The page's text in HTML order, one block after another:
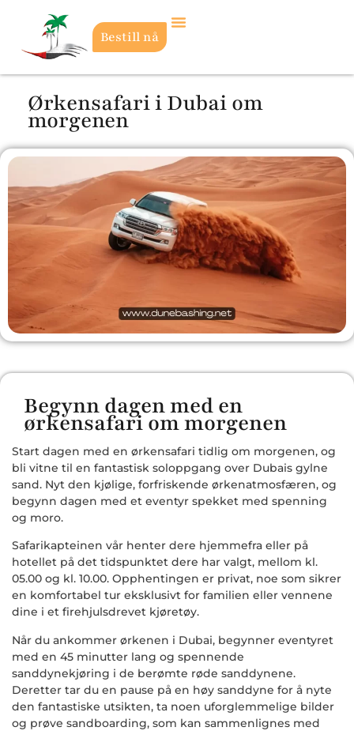
Bestill nå
Ørkensafari i Dubai om
morgenen
Begynn dagen med en
ørkensafari om morgenen
Start dagen med en ørkensafari tidlig om morgenen, og
bli vitne til en fantastisk soloppgang over Dubais gylne
sand. Nyt den kjølige, forfriskende ørkenatmosfæren, og
begynn dagen med et eventyr spekket med spenning
og moro.
Safarikapteinen vår henter dere hjemmefra eller på
hotellet på det tidspunktet dere har valgt, mellom kl.
05.00 og kl. 10.00. Opphentingen er privat, noe som sikrer
en komfortabel tur eksklusivt for familien eller vennene
dine i et firehjulsdrevet kjøretøy.
Når du ankommer ørkenen i Dubai, begynner eventyret
med en 45 minutter lang og spennende
sanddynekjøring i de berømte røde sanddynene.
Deretter tar du en pause på en høy sanddyne for å nyte
den fantastiske utsikten, ta noen uforglemmelige bilder
og prøve sandboarding, som kan sammenlignes med